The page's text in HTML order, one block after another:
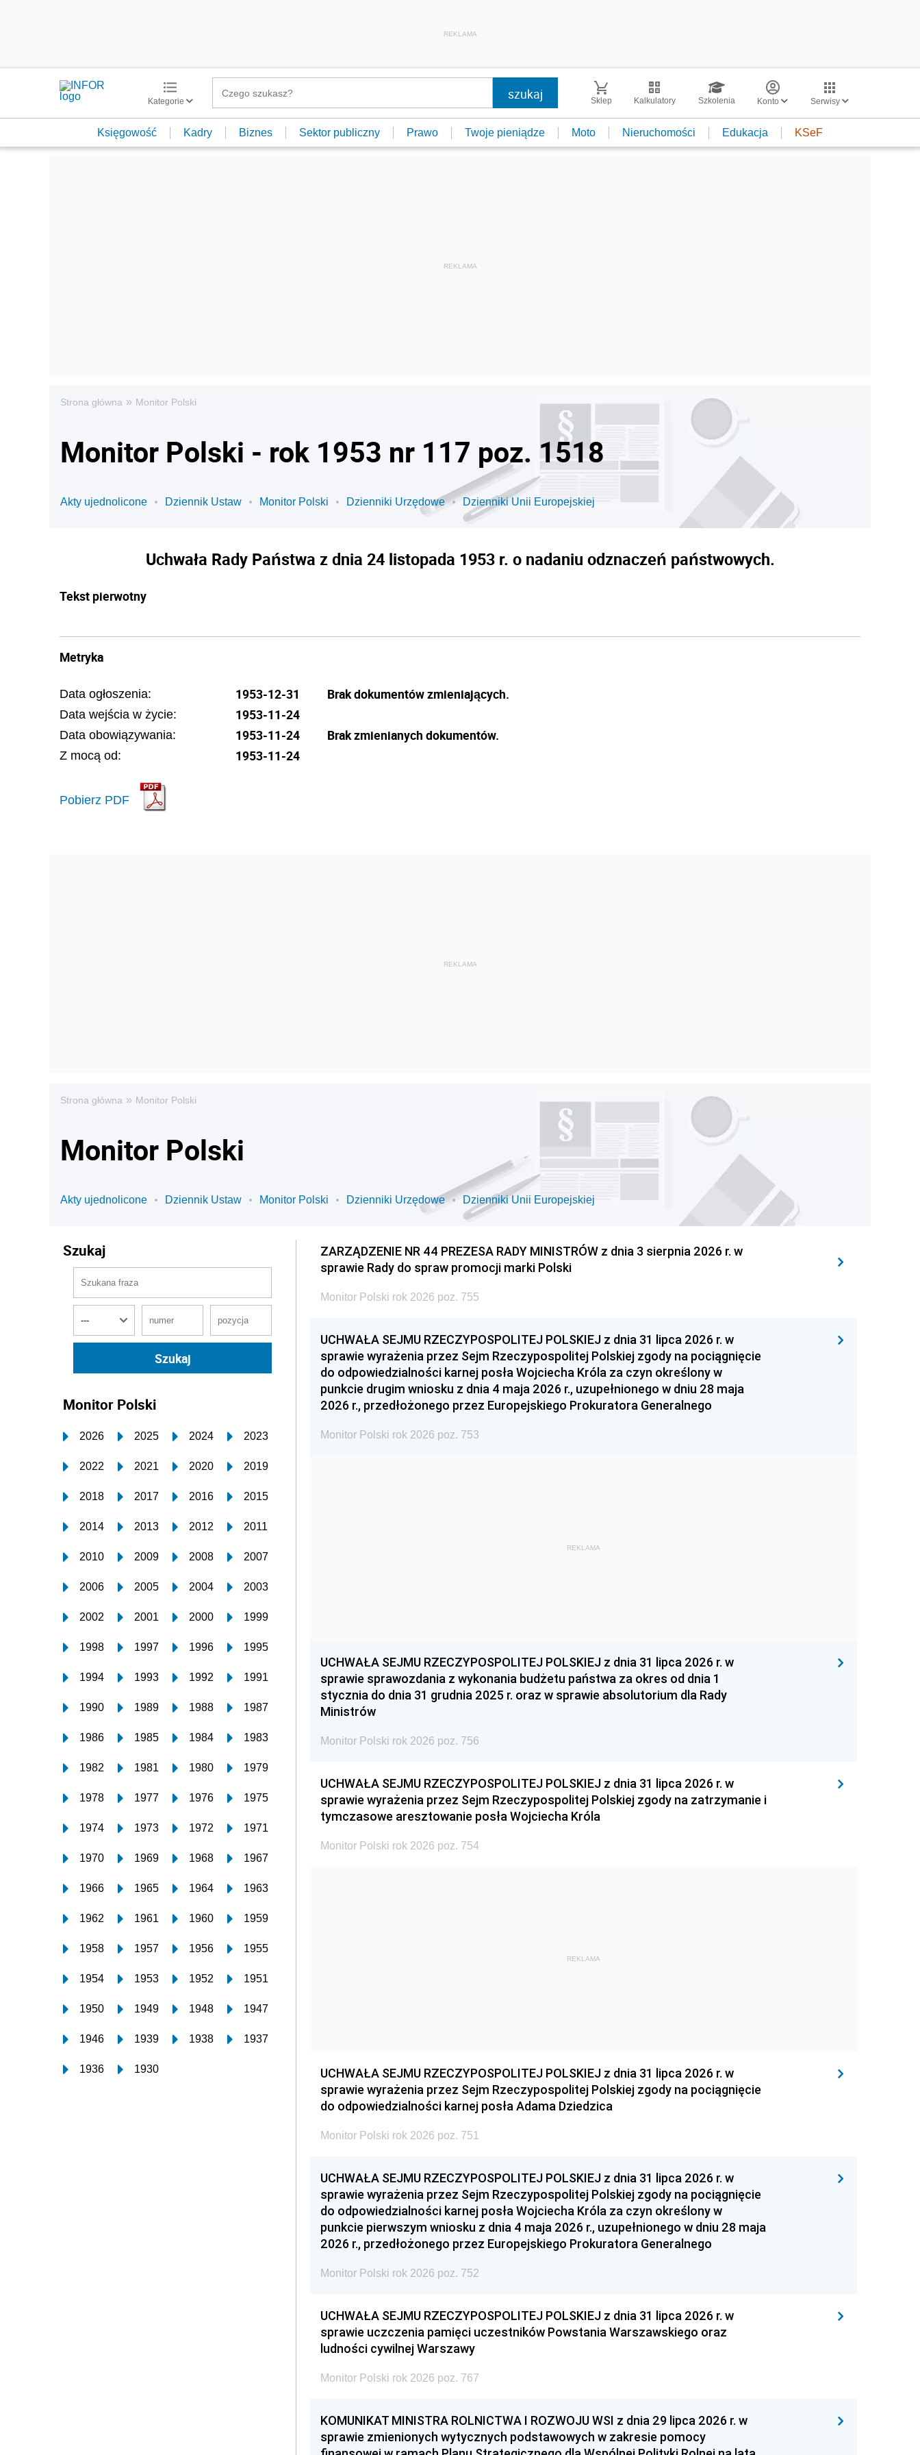
REKLAMA
Kategorie Sklep Kalkulatory Szkolenia Konto Serwisy
Księgowość Kadry Biznes Sektor publiczny Prawo Twoje pieniądze Moto Nieruchomości Edukacja KSeF
Strona główna » Monitor Polski
Monitor Polski - rok 1953 nr 117 poz. 1518
Akty ujednolicone Dziennik Ustaw Monitor Polski Dzienniki Urzędowe Dzienniki Unii Europejskiej
Uchwała Rady Państwa z dnia 24 listopada 1953 r. o nadaniu odznaczeń państwowych.
Tekst pierwotny
Metryka
Data ogłoszenia: 1953-12-31
Data wejścia w życie: 1953-11-24
Data obowiązywania: 1953-11-24
Z mocą od: 1953-11-24
Pobierz PDF
Brak dokumentów zmieniających.
Brak zmienianych dokumentów.
Strona główna » Monitor Polski
Monitor Polski
Akty ujednolicone Dziennik Ustaw Monitor Polski Dzienniki Urzędowe Dzienniki Unii Europejskiej
Szukaj
Monitor Polski
2026 2025 2024 2023
2022 2021 2020 2019
2018 2017 2016 2015
2014 2013 2012 2011
2010 2009 2008 2007
2006 2005 2004 2003
2002 2001 2000 1999
1998 1997 1996 1995
1994 1993 1992 1991
1990 1989 1988 1987
1986 1985 1984 1983
1982 1981 1980 1979
1978 1977 1976 1975
1974 1973 1972 1971
1970 1969 1968 1967
1966 1965 1964 1963
1962 1961 1960 1959
1958 1957 1956 1955
1954 1953 1952 1951
1950 1949 1948 1947
1946 1939 1938 1937
1936 1930
ZARZĄDZENIE NR 44 PREZESA RADY MINISTRÓW z dnia 3 sierpnia 2026 r. w
sprawie Rady do spraw promocji marki Polski
Monitor Polski rok 2026 poz. 755
UCHWAŁA SEJMU RZECZYPOSPOLITEJ POLSKIEJ z dnia 31 lipca 2026 r. w
sprawie wyrażenia przez Sejm Rzeczypospolitej Polskiej zgody na pociągnięcie
do odpowiedzialności karnej posła Wojciecha Króla za czyn określony w
punkcie drugim wniosku z dnia 4 maja 2026 r., uzupełnionego w dniu 28 maja
2026 r., przedłożonego przez Europejskiego Prokuratora Generalnego
Monitor Polski rok 2026 poz. 753
REKLAMA
UCHWAŁA SEJMU RZECZYPOSPOLITEJ POLSKIEJ z dnia 31 lipca 2026 r. w
sprawie sprawozdania z wykonania budżetu państwa za okres od dnia 1
stycznia do dnia 31 grudnia 2025 r. oraz w sprawie absolutorium dla Rady
Ministrów
Monitor Polski rok 2026 poz. 756
UCHWAŁA SEJMU RZECZYPOSPOLITEJ POLSKIEJ z dnia 31 lipca 2026 r. w
sprawie wyrażenia przez Sejm Rzeczypospolitej Polskiej zgody na zatrzymanie i
tymczasowe aresztowanie posła Wojciecha Króla
Monitor Polski rok 2026 poz. 754
REKLAMA
UCHWAŁA SEJMU RZECZYPOSPOLITEJ POLSKIEJ z dnia 31 lipca 2026 r. w
sprawie wyrażenia przez Sejm Rzeczypospolitej Polskiej zgody na pociągnięcie
do odpowiedzialności karnej posła Adama Dziedzica
Monitor Polski rok 2026 poz. 751
UCHWAŁA SEJMU RZECZYPOSPOLITEJ POLSKIEJ z dnia 31 lipca 2026 r. w
sprawie wyrażenia przez Sejm Rzeczypospolitej Polskiej zgody na pociągnięcie
do odpowiedzialności karnej posła Wojciecha Króla za czyn określony w
punkcie pierwszym wniosku z dnia 4 maja 2026 r., uzupełnionego w dniu 28 maja
2026 r., przedłożonego przez Europejskiego Prokuratora Generalnego
Monitor Polski rok 2026 poz. 752
UCHWAŁA SEJMU RZECZYPOSPOLITEJ POLSKIEJ z dnia 31 lipca 2026 r. w
sprawie uczczenia pamięci uczestników Powstania Warszawskiego oraz
ludności cywilnej Warszawy
Monitor Polski rok 2026 poz. 767
KOMUNIKAT MINISTRA ROLNICTWA I ROZWOJU WSI z dnia 29 lipca 2026 r. w
sprawie zmienionych wytycznych podstawowych w zakresie pomocy